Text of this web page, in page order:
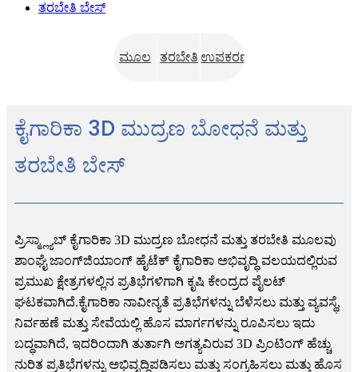
ತರಬೇತಿ ಬೇಸ್
ಮೂಲ ತರಬೇತಿ ಉಪಕರಣ
ಕೈಗಾರಿಕಾ 3D ಮುದ್ರಣ ಬೋಧನೆ ಮತ್ತು
ತರಬೇತಿ ಬೇಸ್
ಪ್ರಿಸ್ಮ್ಲ್ಯಾಬ್ ಕೈಗಾರಿಕಾ 3D ಮುದ್ರಣ ಬೋಧನೆ ಮತ್ತು ತರಬೇತಿ ಮೂಲವು
ಶಾಂಘೈ ಜಾಂಗ್‌ಜಿಯಾಂಗ್ ಹೈಟೆಕ್ ಕೈಗಾರಿಕಾ ಅಭಿವೃದ್ಧಿ ವಲಯದಲ್ಲಿರುವ
ಪ್ರಮುಖ ಕ್ಷೇತ್ರಗಳಲ್ಲಿನ ಪ್ರತಿಭೆಗಳಿಗಾಗಿ ಕೃಷಿ ಕೇಂದ್ರದ ಪೈಲಟ್
ಘಟಕವಾಗಿದೆ.ಕೈಗಾರಿಕಾ ನಾವೀನ್ಯತೆ ಪ್ರತಿಭೆಗಳನ್ನು ಬೆಳೆಸಲು ಮತ್ತು ವ್ಯವಸ್ಥೆ,
ನಿರ್ವಹಣೆ ಮತ್ತು ಸೇವೆಯಲ್ಲಿ ಹೊಸ ಮಾರ್ಗಗಳನ್ನು ರೂಪಿಸಲು ಇದು
ಬದ್ಧವಾಗಿದೆ, ಇದರಿಂದಾಗಿ ತುರ್ತಾಗಿ ಅಗತ್ಯವಿರುವ 3D ಪ್ರಿಂಟಿಂಗ್ ಹೆಚ್ಚು
ನುರಿತ ಪ್ರತಿಭೆಗಳನ್ನು ಅಭಿವೃದ್ಧಿಪಡಿಸಲು ಮತ್ತು ಸಂಗ್ರಹಿಸಲು ಮತ್ತು ಹೊಸ